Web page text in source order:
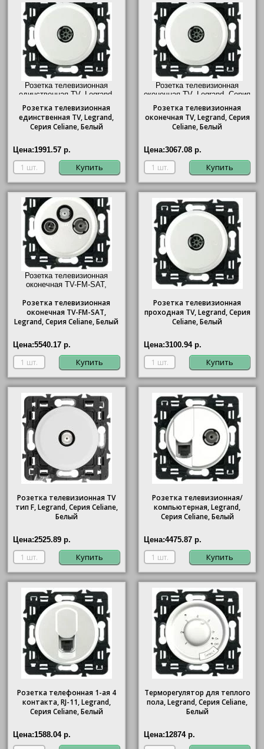
Розетка телевизионная
единственная ТV, Legrand,
Розетка телевизионная
единственная ТV, Legrand,
Серия Celiane, Белый
Цена:1991.57 р.
Купить
Розетка телевизионная
оконечная ТV, Legrand, Серия
Розетка телевизионная
оконечная ТV, Legrand, Серия
Celiane, Белый
Цена:3067.08 р.
Купить
Розетка телевизионная
оконечная ТV-FМ-SАТ,
Белый"/>
Розетка телевизионная
оконечная ТV-FМ-SАТ,
Legrand, Серия Celiane, Белый
Цена:5540.17 р.
Купить
Розетка телевизионная
проходная ТV, Legrand, Серия
Celiane, Белый
Цена:3100.94 р.
Купить
Розетка телевизионная ТV
тип F, Legrand, Серия Celiane,
Белый
Цена:2525.89 р.
Купить
Розетка телевизионная/
компьютерная, Legrand,
Серия Celiane, Белый
Цена:4475.87 р.
Купить
Розетка телефонная 1-ая 4
контакта, RJ-11, Legrand,
Серия Celiane, Белый
Цена:1588.04 р.
Терморегулятор для теплого
пола, Legrand, Серия Celiane,
Белый
Цена:12874 р.